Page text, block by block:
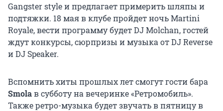
Gangster style и предлагает примерить шляпы и
подтяжки. 18 мая в клубе пройдет ночь Martini
Royale, вести программу будет DJ Molchan, гостей
ждут конкурсы, сюрпризы и музыка от DJ Reverse
и DJ Speaker.
Вспомнить хиты прошлых лет смогут гости бара
Smolaв субботу на вечеринке «Ретромобиль».
Также ретро-музыка будет звучать в пятницу в